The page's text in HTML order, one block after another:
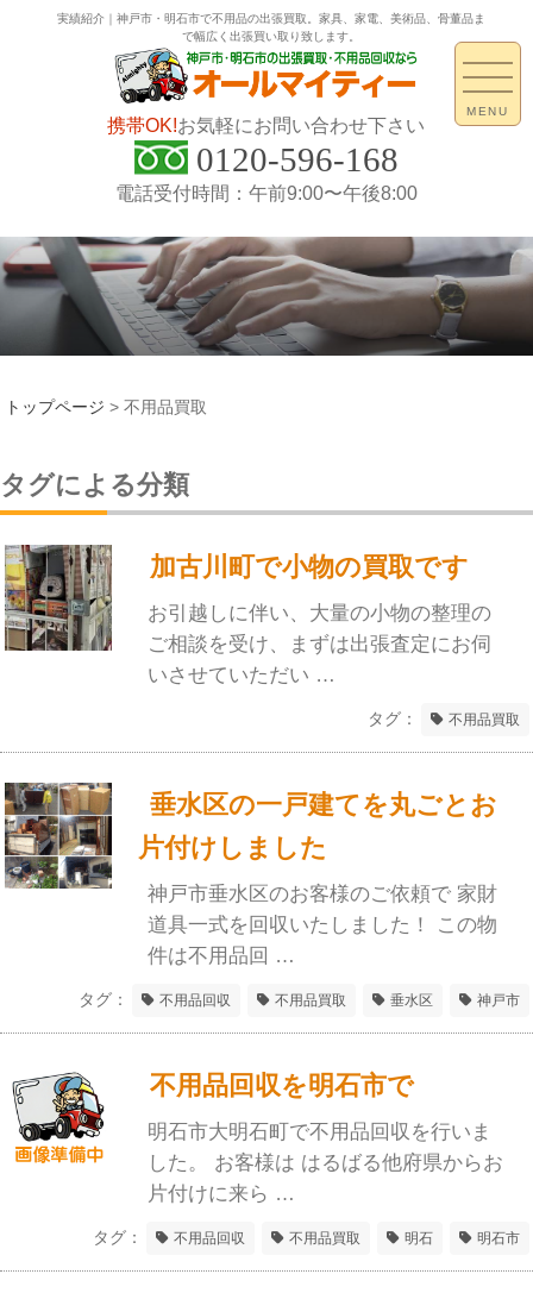
実績紹介｜神戸市・明石市で不用品の出張買取。家具、家電、美術品、骨董品ま
で幅広く出張買い取り致します。
携帯OK!お気軽にお問い合わせ下さい
0120-596-168
電話受付時間：午前9:00〜午後8:00
MENU
トップページ > 不用品買取
タグによる分類
加古川町で小物の買取です
お引越しに伴い、大量の小物の整理の
ご相談を受け、まずは出張査定にお伺
いさせていただい …
タグ： 不用品買取
垂水区の一戸建てを丸ごとお
片付けしました
神戸市垂水区のお客様のご依頼で 家財
道具一式を回収いたしました！ この物
件は不用品回 …
タグ： 不用品回収 不用品買取 垂水区 神戸市
不用品回収を明石市で
明石市大明石町で不用品回収を行いま
した。 お客様は はるばる他府県からお
片付けに来ら …
タグ： 不用品回収 不用品買取 明石 明石市